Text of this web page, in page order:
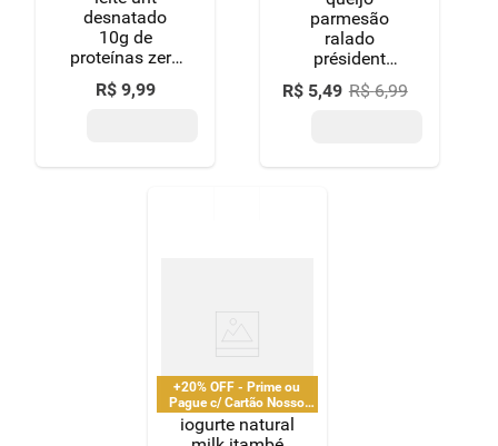
desnatado
10g de
proteínas zero
lactose para
dietas com
R$ 9,99
parmesão
ralado
président
pacote 50g
R$ 5,49 R$ 6,99
+20% OFF - Prime ou
Pague c/ Cartão Nosso
Pay
iogurte natural